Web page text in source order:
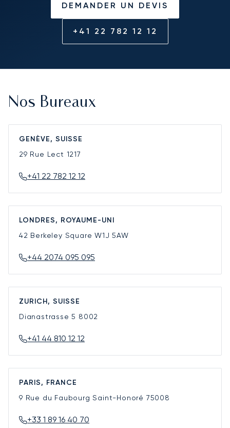
DEMANDER UN DEVIS
+41 22 782 12 12
Nos Bureaux
GENÈVE, SUISSE
29 Rue Lect 1217
+41 22 782 12 12
LONDRES, ROYAUME-UNI
42 Berkeley SquareW1J 5AW
+44 2074 095 095
ZURICH, SUISSE
Dianastrasse 5 8002
+41 44 810 12 12
PARIS, FRANCE
9 Rue du Faubourg Saint-Honoré 75008
+33 1 89 16 40 70